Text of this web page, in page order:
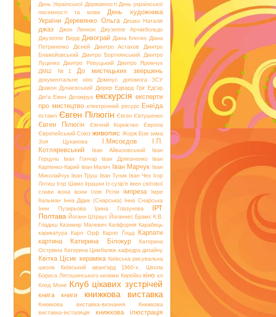
День Української Державності День української
писемності та мови
День художника
України Деревянко Ольга Дешко Наталія
джаз Джон Леннон
Джузеппе Арчімбольдо
Джузеппе Верді Дивограй Діана Клочко Діана
Петриненко
Дісней Дмитро Астахов
Дмитро
Блажейовський
Дмитро Бортнянський
Дмитро
Луценко
Дмитро Ревуцький
Дмитро Яремчук
ДМШ №1
До мистецьких звершень
документальне кіно Домінус
допомога ЗСУ
Дракон Дунаєвський Дюрер Едвард Гріг Едґар
Деґа Ежен Делакруа екскурсія експерти
про мистецтво електронний ресурс Енеїда
естамп Євген Пілюгін Євген Євтушенко
Євген Пілюгін Євгеній Корнієнко
Європа
Європейський Союз живопис Жорж Бізе зима
Зоя Цуканова
І.Мясоєдов
І.П.
Котляревський
Іван Айвазовський
Іван
Герцунь
Іван Гончар Іван Дряпаченко
Іван
Карпенко-Карий Іван Малич Іван Марчук Іван
Миколайчук Іван Труш Іван Туник Іван Чех Ігор
Лотиш Ігор Шамо іграшки Із сузір’я імен світової
слави
ікона ікони Ілля Рєпін імпреза
Імре
Кальман Інна Дідик (Снарська) Інна Снарська
Інни Пузирьова
Ірина Глазунова
ІРТ
Полтава Йоганн Штраус Йоганнес Брамс К.В.
Гладиш Казимир Малевич Каліфорнія Карабиць
карикатура
Карл Орф Карло Ґоцці
Карпати
картина
Катерина Білокур
Катерина
Остріжна Катерина Цимбалюк кафедра дизайну
Квітка Цісик кераміка Київська рисувальна
школа
Київський аванґард 1960-х. Школа
Бориса Лятошинського килими Кирейко кіно кл
Клод Моне
Клуб цікавих зустрічей
книга книги книжкова виставка
Книжкова виставка-визнання
Книжкова
виставка-інсталяція
книжкова ілюстрація